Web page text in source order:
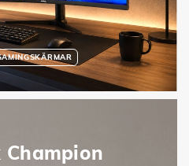
Champion